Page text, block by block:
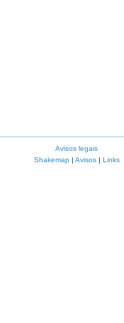
Avisos legais
Shakemap| Avisos| Links